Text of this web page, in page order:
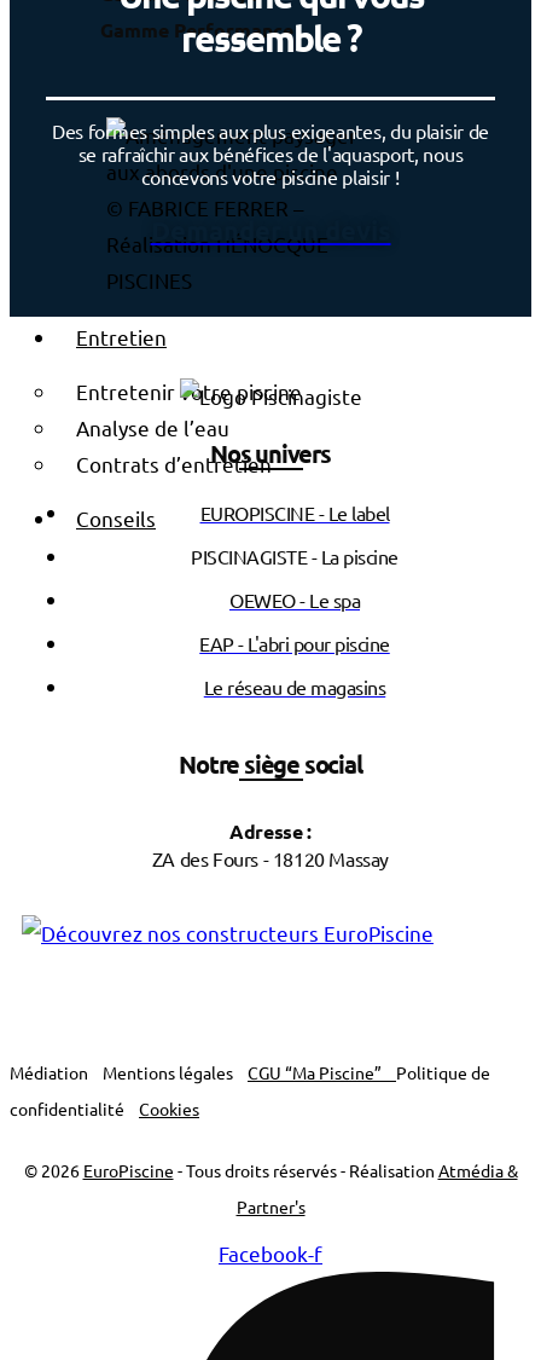
Gamme Performance
© FABRICE FERRER –
Réalisation HÉNOCQUE
PISCINES
Entretien
Entretenir votre piscine
Analyse de l’eau
Contrats d’entretien
Conseils
ressemble ?
Des formes simples aux plus exigeantes, du plaisir de
se rafraîchir aux bénéfices de l'aquasport, nous
concevons votre piscine plaisir !
Demander un devis
Nos univers
EUROPISCINE - Le label
PISCINAGISTE - La piscine
OEWEO - Le spa
EAP - L'abri pour piscine
Le réseau de magasins
Notre siège social
Adresse :
ZA des Fours - 18120 Massay
Médiation Mentions légales CGU “Ma Piscine” Politique de
confidentialité
Cookies
© 2026 EuroPiscine - Tous droits réservés - Réalisation Atmédia &
Partner's
Facebook-f